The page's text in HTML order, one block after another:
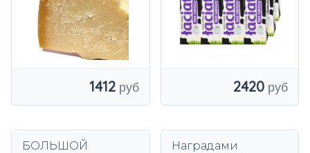
1412
домашнего офиса
2420
БОЛЬШОЙ
Наградами